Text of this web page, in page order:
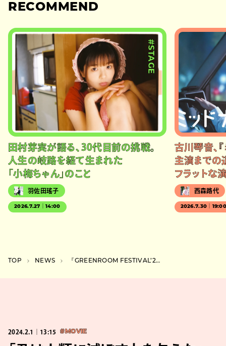
RECOMMEND
#STAGE
田村芽実が語る、30代目前の挑戦。
人生の岐路を経て生まれた
「小梅ちゃん」のこと
羽佐田瑤子
2026.7.27｜14:00
古川琴音、
主演までの
フラットな
西森路代
2026.7.30｜
TOP NEWS 『GREENROOM FESTIVAL’24』第4弾にKREVA、PUNPEE、JP THE WAVYら11組
2024.2.1｜13:15 #MOVIE